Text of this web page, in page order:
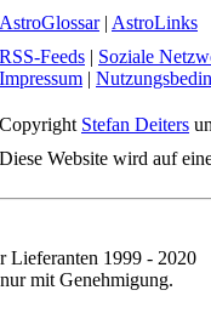
AstroGlossar| AstroLinks
RSS-Feeds | Soziale
Impressum |
Copyright Stefan Deiters
Diese Website wird auf
Lieferanten 1999 - 2020
mit Genehmigung.